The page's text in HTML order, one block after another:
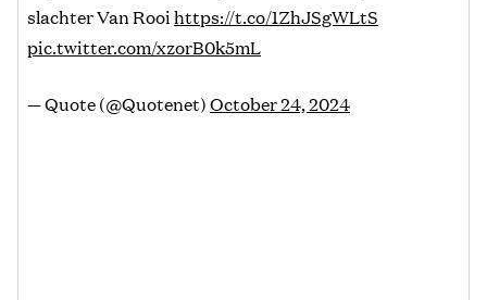
slachter Van Rooihttps://t.co/1ZhJSgWLtS
pic.twitter.com/xzorB0k5mL
— Quote (@Quotenet)October 24, 2024